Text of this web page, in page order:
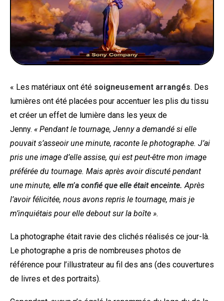
« Les matériaux ont été soigneusement arrangés. Des
lumières ont été placées pour accentuer les plis du tissu
et créer un effet de lumière dans les yeux de
Jenny. « Pendant le tournage, Jenny a demandé si elle
pouvait s’asseoir une minute, raconte le photographe. J’ai
pris une image d’elle assise, qui est peut-être mon image
préférée du tournage. Mais après avoir discuté pendant
une minute, elle m’a confié que elle était enceinte. Après
l’avoir félicitée, nous avons repris le tournage, mais je
m’inquiétais pour elle debout sur la boîte ».
La photographe était ravie des clichés réalisés ce jour-là.
Le photographe a pris de nombreuses photos de
référence pour l’illustrateur au fil des ans (des couvertures
de livres et des portraits).